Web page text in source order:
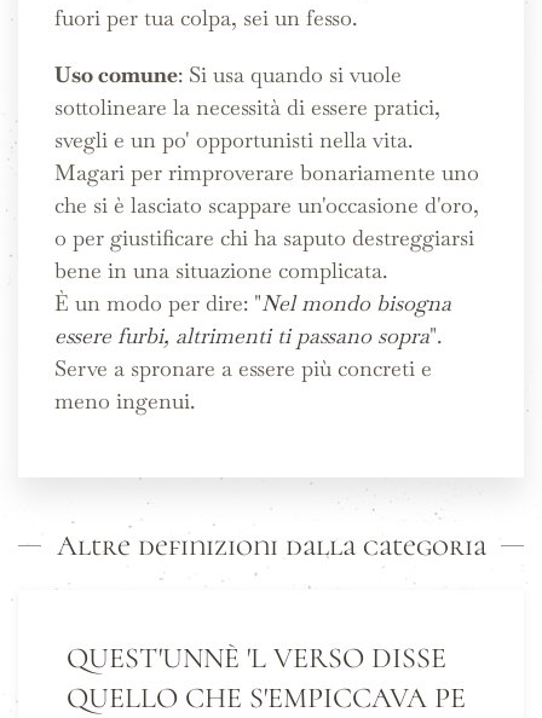
fuori per tua colpa, sei un fesso.
Uso comune: Si usa quando si vuole
sottolineare la necessità di essere pratici,
svegli e un po' opportunisti nella vita.
Magari per rimproverare bonariamente uno
che si è lasciato scappare un'occasione d'oro,
o per giustificare chi ha saputo destreggiarsi
bene in una situazione complicata.
È un modo per dire: "Nel mondo bisogna
essere furbi, altrimenti ti passano sopra".
Serve a spronare a essere più concreti e
meno ingenui.
Altre definizioni dalla categoria
QUEST'UNNÈ 'L VERSO DISSE
QUELLO CHE S'EMPICCAVA PE